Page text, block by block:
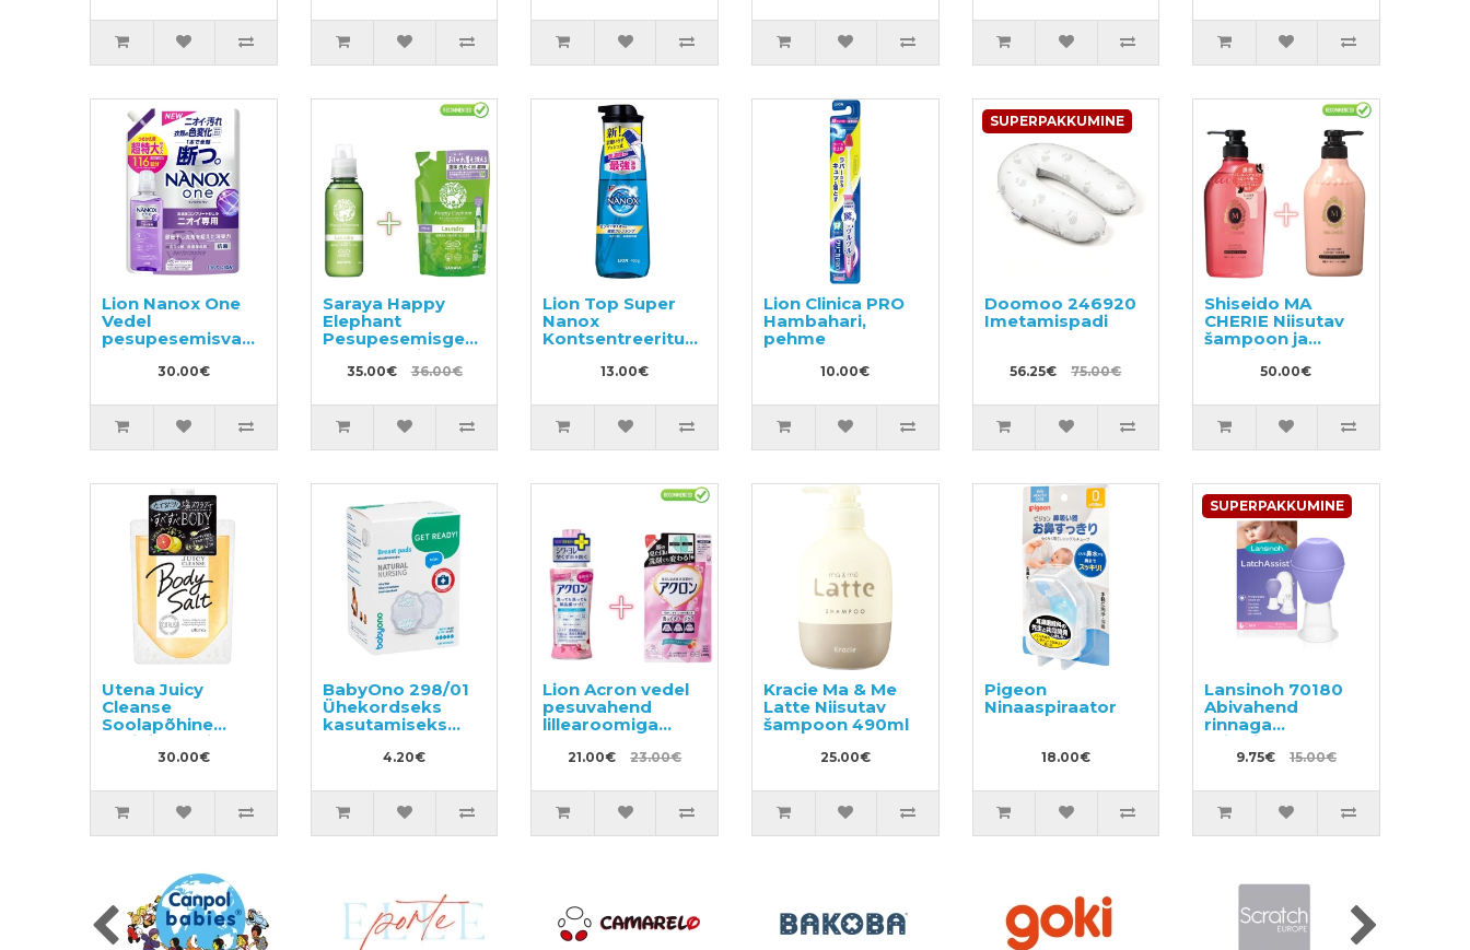
200ml
Lion Nanox One
Vedel
pesupesemisvahend
täitepakend
30.00€
Saraya Happy
Elephant
Pesupesemisgeel
600ml + täide
540ml
35.00€ 36.00€
Lion Top Super
Nanox
Kontsentreeritud
pesupesemisvahend,
400ml
13.00€
Lion Clinica PRO
Hambahari,
pehme
10.00€
SUPERPAKKUMINE
Doomoo 246920
Imetamispadi
56.25€ 75.00€
Shiseido MA
CHERIE Niisutav
šampoon ja
konditsioneer
450ml50.00€
Utena Juicy
Cleanse
Soolapõhine
greibilõhnaline
kehakoorija 300g
30.00€
BabyOno 298/01
Ühekordseks
kasutamiseks
rinnapadjad 24tk
4.20€
Lion Acron vedel
pesuvahend
lillearoomiga
täitepakend
21.00€ 23.00€
Kracie Ma & Me
Latte Niisutav
šampoon 490ml
25.00€
Pigeon
Ninaaspiraator
18.00€
SUPERPAKKUMINE
Lansinoh 70180
Abivahend
rinnaga
toitmiseks
9.75€ 15.00€